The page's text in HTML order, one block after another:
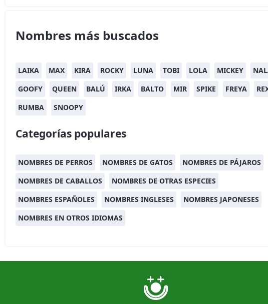
Nombres más buscados
LAIKA MAX KIRA ROCKY LUNA TOBI LOLA MICKEY
GOOFY
QUEEN BALÚ IRKA BALTO MIR SPIKE FREYA
RUMBA
SNOOPY
Categorías populares
NOMBRES DE PERROS NOMBRES DE GATOS
NOMBRES DE PÁJAROS
NOMBRES DE CABALLOS
NOMBRES DE OTRAS ESPECIES
NOMBRES ESPAÑOLES
NOMBRES INGLESES
NOMBRES JAPONESES
NOMBRES EN OTROS IDIOMAS